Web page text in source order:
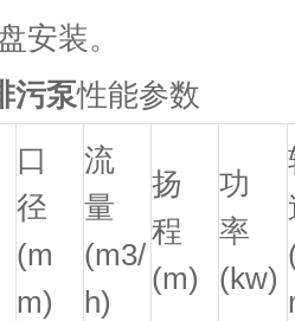
安装。
污泵性能参数
口
径
(m
m)
流
量
(m3/
h)
扬
程
(m)
功
率
(kw)